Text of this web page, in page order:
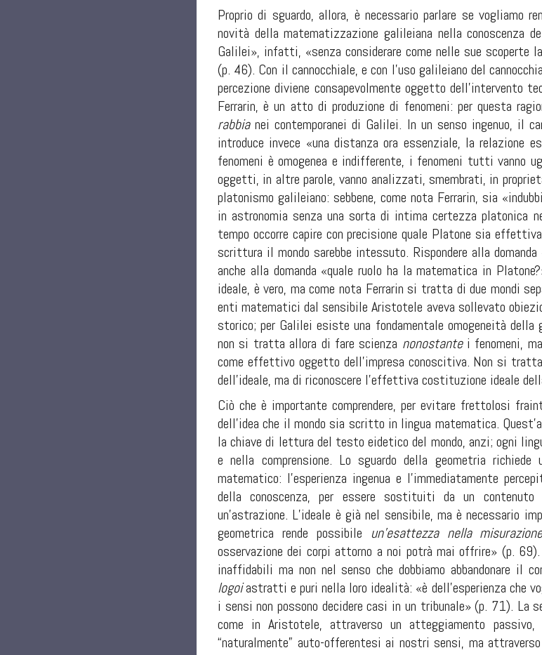
Proprio di sguardo, allora, è necessario parlare se vogliamo
novità della matematizzazione galileiana nella conoscenza
Galilei», infatti, «senza considerare come nelle sue scoperte
(p. 46). Con il cannocchiale, e con l’uso galileiano del
percezione diviene consapevolmente oggetto dell’intervento
Ferrarin, è un atto di produzione di fenomeni: per questa
rabbianei contemporanei di Galilei. In un senso ingenuo, il
introduce invece «una distanza ora essenziale, la relazione
fenomeni è omogenea e indifferente, i fenomeni tutti
oggetti, in altre parole, vanno analizzati, smembrati, in
platonismo galileiano: sebbene, come nota Ferrarin, sia
in astronomia senza una sorta di intima certezza platonica
tempo occorre capire con precisione quale Platone sia
scrittura il mondo sarebbe intessuto. Rispondere alla
anche alla domanda «quale ruolo ha la matematica in
ideale, è vero, ma come nota Ferrarin si tratta di due mondi
enti matematici dal sensibile Aristotele aveva sollevato
storico; per Galilei esiste una fondamentale omogeneità
non si tratta allora di fare scienza nonostantei fenomeni,
come effettivo oggetto dell’impresa conoscitiva. Non si
dell’ideale, ma di riconoscere l’effettiva costituzione ideale
Ciò che è importante comprendere, per evitare frettolosi
dell’idea che il mondo sia scritto in lingua matematica.
la chiave di lettura del testo eidetico del mondo, anzi; ogni
e nella comprensione. Lo sguardo della geometria richiede
matematico: l’esperienza ingenua e l’immediatamente
della conoscenza, per essere sostituiti da un
un’astrazione. L’ideale è già nel sensibile, ma è necessario
geometrica rende possibile un’esattezza nella
osservazione dei corpi attorno a noi potrà mai offrire» (p.
inaffidabili ma non nel senso che dobbiamo abbandonare il
logoiastratti e puri nella loro idealità: «è dell’esperienza che
i sensi non possono decidere casi in un tribunale» (p. 71). La
come in Aristotele, attraverso un atteggiamento passivo,
“naturalmente” auto-offerentesi ai nostri sensi, ma